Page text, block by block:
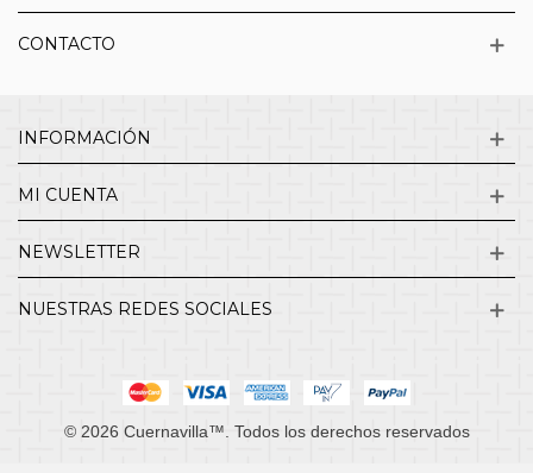
CONTACTO
INFORMACIÓN
MI CUENTA
NEWSLETTER
NUESTRAS REDES SOCIALES
© 2026 Cuernavilla™. Todos los derechos reservados